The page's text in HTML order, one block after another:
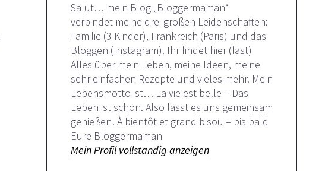
Salut… mein Blog „Bloggermaman“
verbindet meine drei großen Leidenschaften:
Familie (3 Kinder), Frankreich (Paris) und das
Bloggen (Instagram). Ihr findet hier (fast)
Alles über mein Leben, meine Ideen, meine
sehr einfachen Rezepte und vieles mehr. Mein
Lebensmotto ist… La vie est belle – Das
Leben ist schön. Also lasst es uns gemeinsam
genießen! À bientôt et grand bisou – bis bald
Eure Bloggermaman
Mein Profil vollständig anzeigen